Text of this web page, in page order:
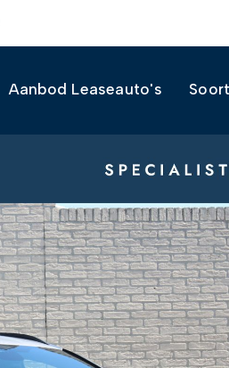
Aanbod Leaseauto's